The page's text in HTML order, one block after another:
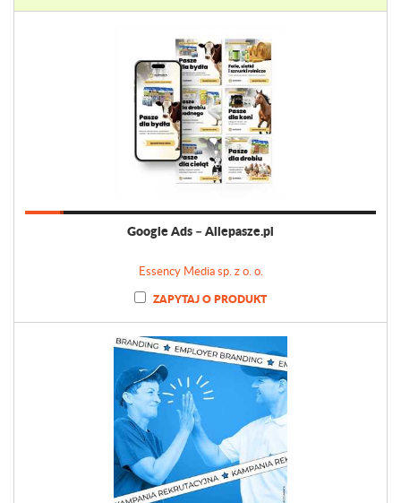
Google Ads – Allepasze.pl
Essency Media sp. z o. o.
ZAPYTAJ O PRODUKT